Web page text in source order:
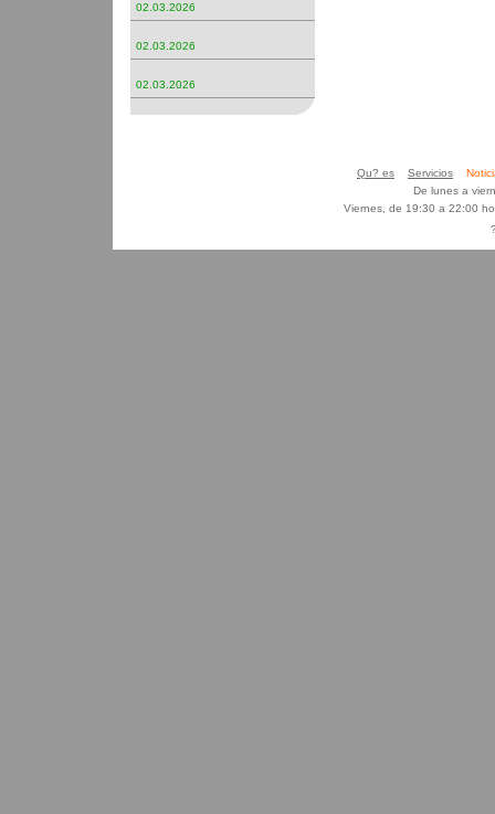
02.03.2026
02.03.2026
02.03.2026
Qu? es Servicios
De lunes a
Viernes, de 19:30 a 22:00